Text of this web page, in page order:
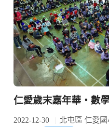
仁愛歲末嘉年華‧數
2022-12-30 北屯區 仁愛